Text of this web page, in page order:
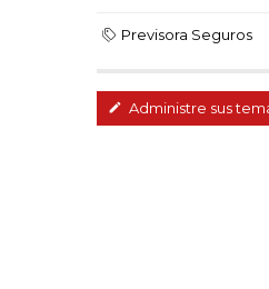
Previsora Seguros
Administre sus